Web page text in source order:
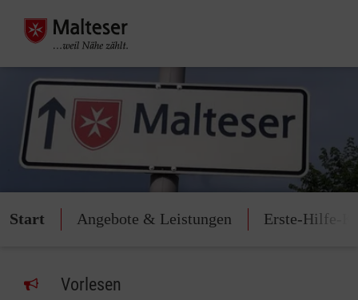
Start Angebote & Leistungen Erste-Hilfe-
Vorlesen